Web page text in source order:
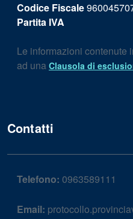
Codice Fiscale
Partita IVA
Le informazioni contenute
ad una Clausola di
Contatti
Telefono: 0963589111
Email: